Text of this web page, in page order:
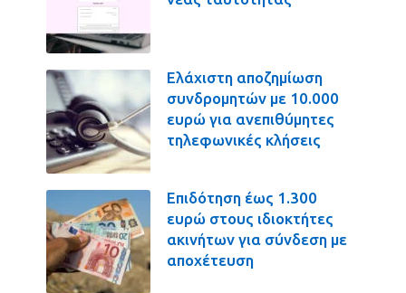
Ελάχιστη αποζημίωση
συνδρομητών με 10.000
ευρώ για ανεπιθύμητες
τηλεφωνικές κλήσεις
Επιδότηση έως 1.300
ευρώ στους ιδιοκτήτες
ακινήτων για σύνδεση με
αποχέτευση